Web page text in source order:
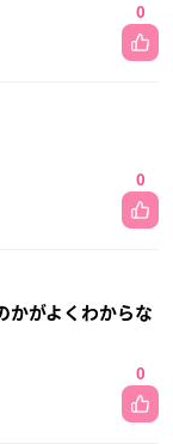
0
0
かがよくわからな
0